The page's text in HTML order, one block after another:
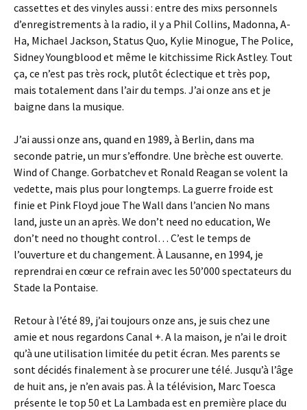
cassettes et des vinyles aussi : entre des mixs personnels
d’enregistrements à la radio, il y a Phil Collins, Madonna, A-
Ha, Michael Jackson, Status Quo, Kylie Minogue, The Police,
Sidney Youngblood et même le kitchissime Rick Astley. Tout
ça, ce n’est pas très rock, plutôt éclectique et très pop,
mais totalement dans l’air du temps. J’ai onze ans et je
baigne dans la musique.
J’ai aussi onze ans, quand en 1989, à Berlin, dans ma
seconde patrie, un mur s’effondre. Une brèche est ouverte.
Wind of Change. Gorbatchev et Ronald Reagan se volent la
vedette, mais plus pour longtemps. La guerre froide est
finie et Pink Floyd joue The Wall dans l’ancien No mans
land, juste un an après. We don’t need no education, We
don’t need no thought control… C’est le temps de
l’ouverture et du changement. À Lausanne, en 1994, je
reprendrai en cœur ce refrain avec les 50’000 spectateurs du
Stade la Pontaise.
Retour à l’été 89, j’ai toujours onze ans, je suis chez une
amie et nous regardons Canal +. A la maison, je n’ai le droit
qu’à une utilisation limitée du petit écran. Mes parents se
sont décidés finalement à se procurer une télé. Jusqu’à l’âge
de huit ans, je n’en avais pas. À la télévision, Marc Toesca
présente le top 50 et La Lambada est en première place du